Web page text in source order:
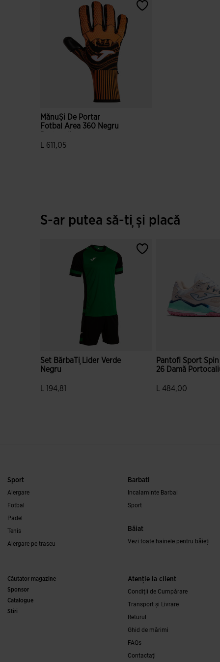
MănuȘi De Portar
Fotbal Area 360 Negru
L 611,05
S-ar putea să-ți și placă
Set BărbaȚi Lider Verde
Negru
L 194,81
Pantofi Sport
26 Damă
L 484,00
Sport
Alergare
Fotbal
Padel
Tenis
Alergare pe traseu
Barbati
Incalaminte Barbai
Sport
Băiat
Vezi toate hainele pentru băieți
Căutator magazine
Sponsor
Catalogue
Stiri
Atenţie la client
Condiţii de Cumpărare
Transport și Livrare
Returul
Ghid de mărimi
FAQs
Contactaţi